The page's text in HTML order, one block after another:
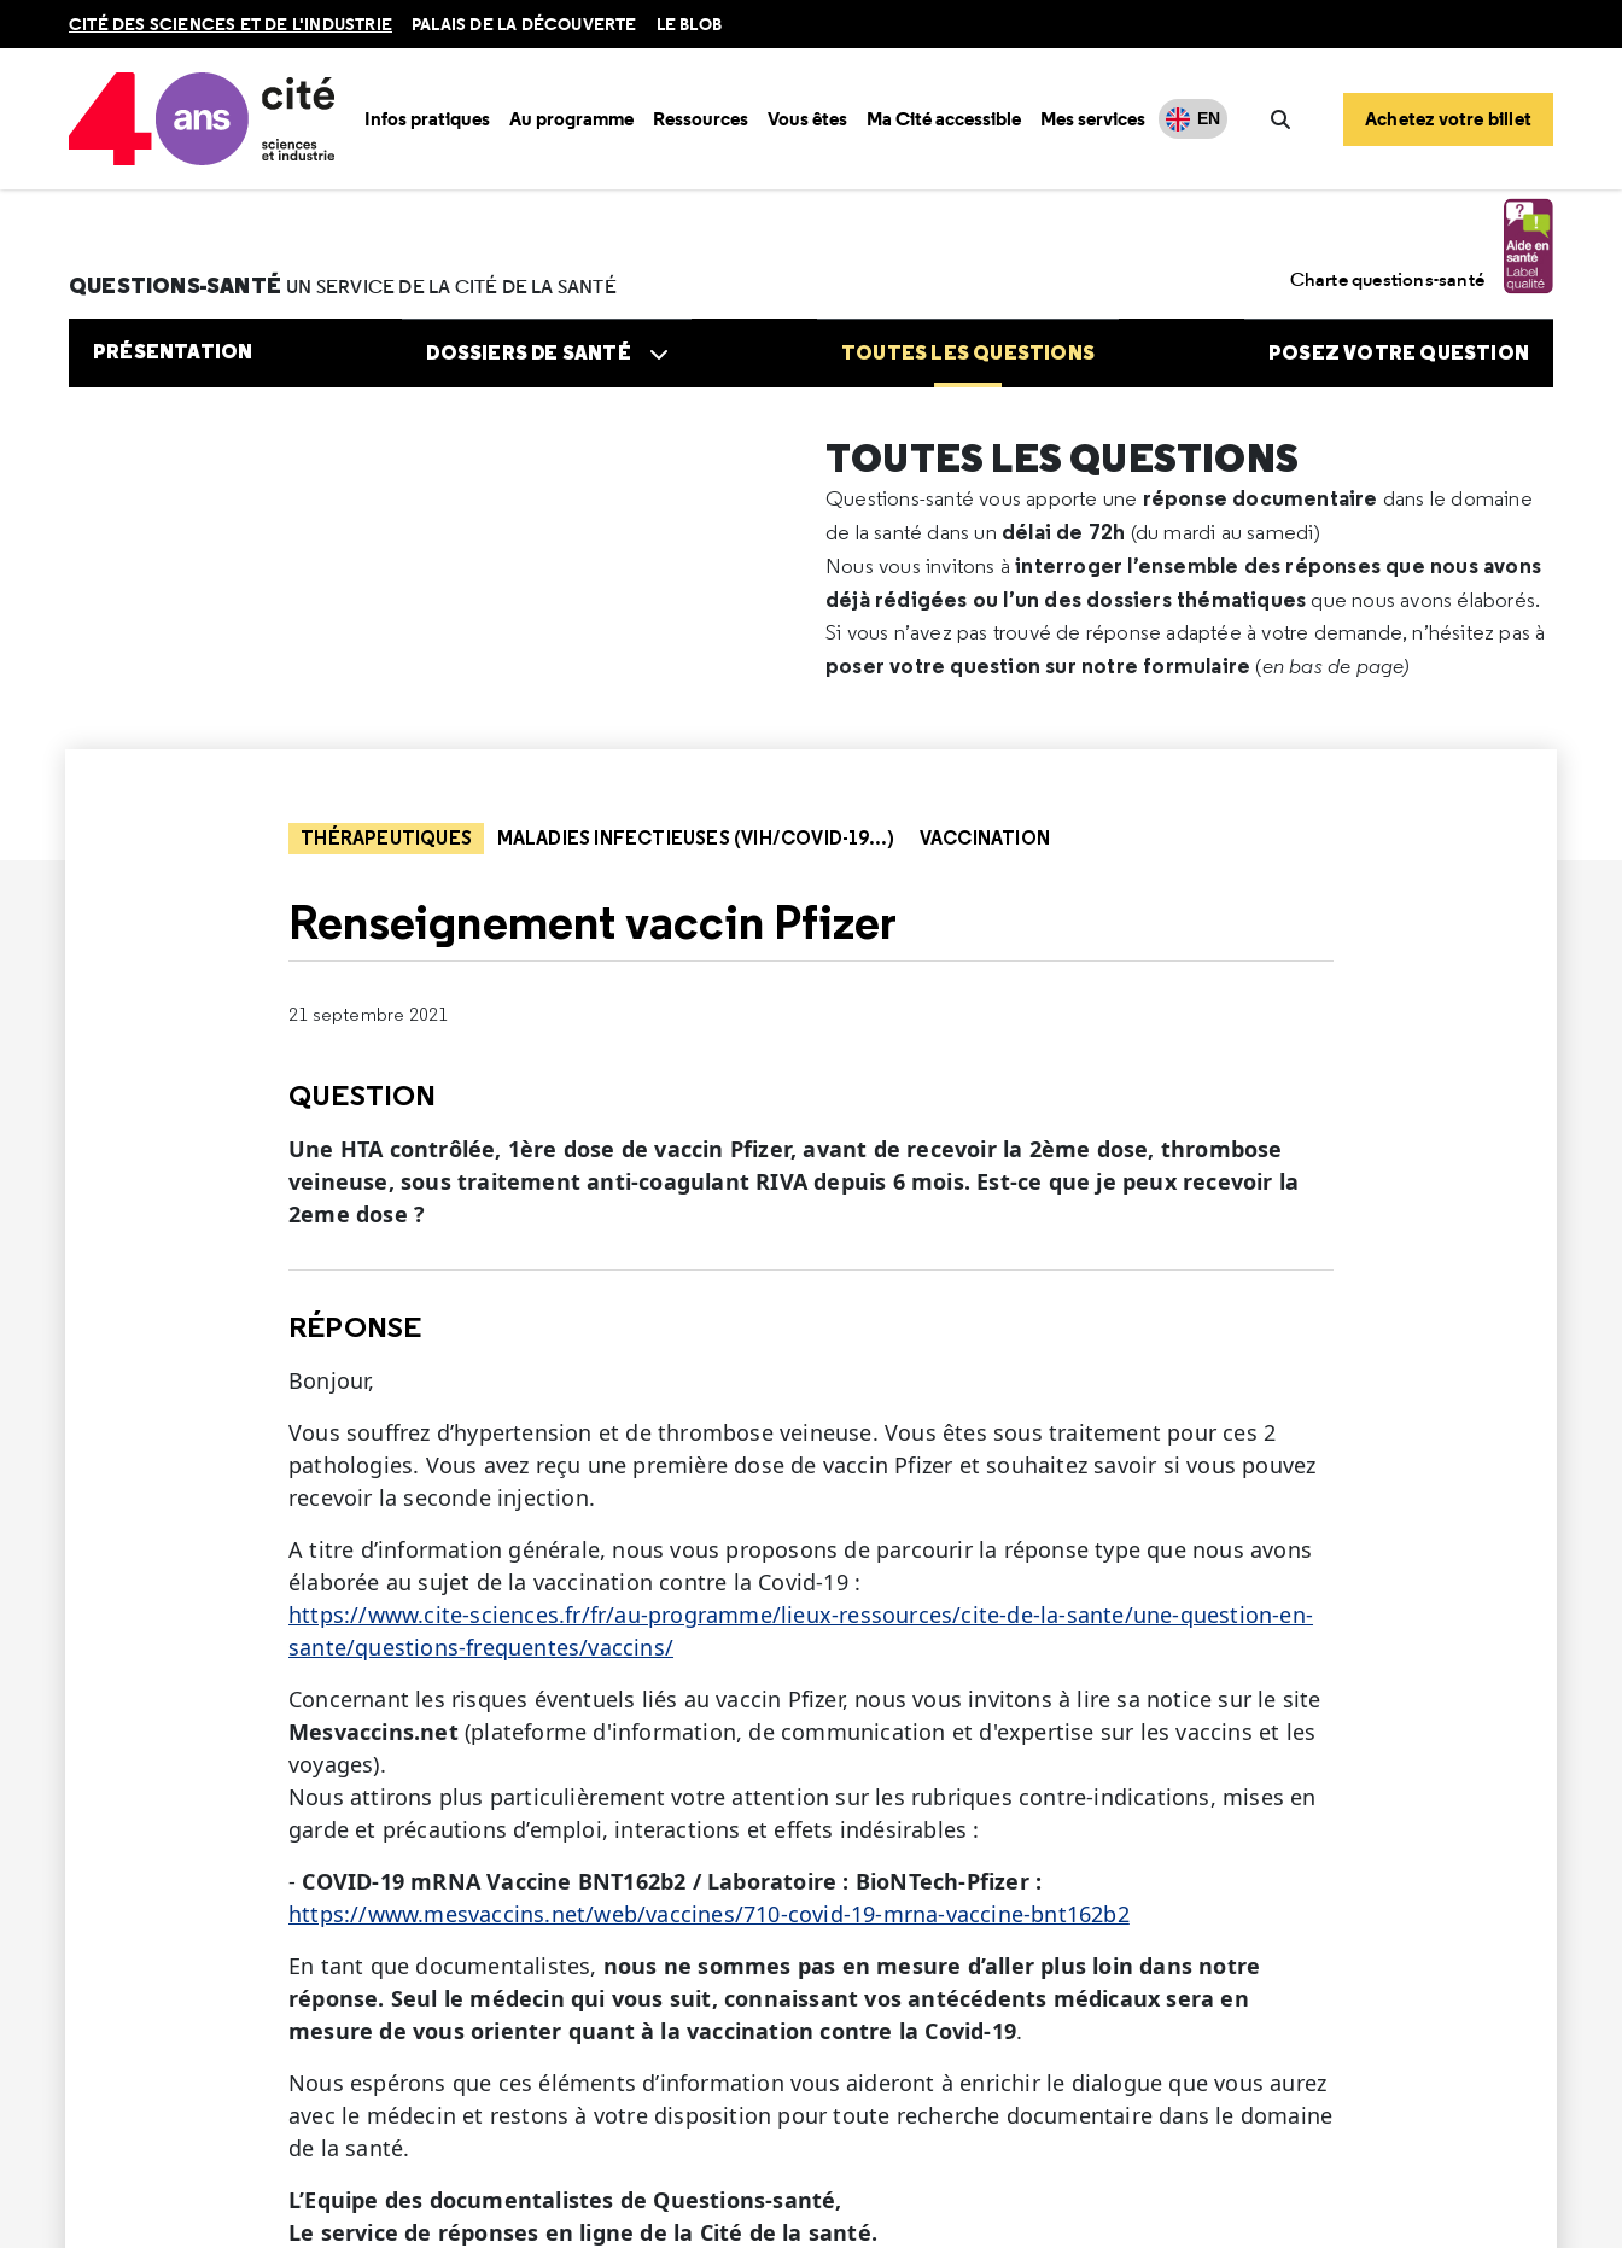
en
CITÉ DES SCIENCES ET DE L'INDUSTRIE PALAIS DE LA DÉCOUVERTE LE BLOB
Infos pratiques Au programme Ressources Vous êtes Ma Cité accessible Mes services EN
Rechercher
Achetez votre billet
Accueil Au programme
QUESTIONS-SANTÉ UN SERVICE DE LA CITÉ DE LA SANTÉ Charte questions-santé
PRÉSENTATION DOSSIERS DE SANTÉ TOUTES LES QUESTIONS POSEZ VOTRE QUESTION
TOUTES LES QUESTIONS
Questions-santé vous apporte une réponse documentaire dans le domaine
de la santé dans un délai de 72h (du mardi au samedi)
Nous vous invitons àinterroger l’ensemble des réponses que nous avons
déjà rédigées ou l’un des dossiers thématiques que nous avons élaborés.
Si vous n’avez pas trouvé de réponse adaptée à votre demande, n’hésitez pas à
poser votre question sur notre formulaire (en bas de page)
THÉRAPEUTIQUES MALADIES INFECTIEUSES (VIH/COVID-19...) VACCINATION
Renseignement vaccin Pfizer
21 septembre 2021
QUESTION
Une HTA contrôlée, 1ère dose de vaccin Pfizer, avant de recevoir la 2ème dose, thrombose
veineuse, sous traitement anti-coagulant RIVA depuis 6 mois. Est-ce que je peux recevoir la
2eme dose ?
RÉPONSE
Bonjour,
Vous souffrez d’hypertension et de thrombose veineuse. Vous êtes sous traitement pour ces 2
pathologies. Vous avez reçu une première dose de vaccin Pfizer et souhaitez savoir si vous pouvez
recevoir la seconde injection.
A titre d’information générale, nous vous proposons de parcourir la réponse type que nous avons
élaborée au sujet de la vaccination contre la Covid-19 :
https://www.cite-sciences.fr/fr/au-programme/lieux-ressources/cite-de-la-sante/une-question-en-
sante/questions-frequentes/vaccins/
Concernant les risques éventuels liés au vaccin Pfizer, nous vous invitons à lire sa notice sur le site
Mesvaccins.net (plateforme d'information, de communication et d'expertise sur les vaccins et les
voyages).
Nous attirons plus particulièrement votre attention sur les rubriques contre-indications, mises en
garde et précautions d’emploi, interactions et effets indésirables :
- COVID-19 mRNA Vaccine BNT162b2 / Laboratoire : BioNTech-Pfizer :
https://www.mesvaccins.net/web/vaccines/710-covid-19-mrna-vaccine-bnt162b2
En tant que documentalistes, nous ne sommes pas en mesure d’aller plus loin dans notre
réponse. Seul le médecin qui vous suit, connaissant vos antécédents médicaux sera en
mesure de vous orienter quant à la vaccination contre la Covid-19.
Nous espérons que ces éléments d’information vous aideront à enrichir le dialogue que vous aurez
avec le médecin et restons à votre disposition pour toute recherche documentaire dans le domaine
de la santé.
L’Equipe des documentalistes de Questions-santé,
Le service de réponses en ligne de la Cité de la santé.